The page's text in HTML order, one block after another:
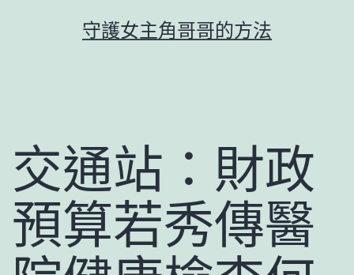
守護女主角哥哥的方法
交通站：財政
預算若秀傳醫